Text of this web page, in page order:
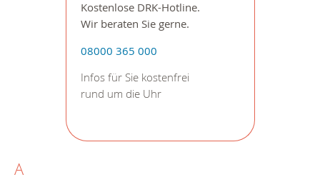
Kostenlose DRK-Hotline.
Wir beraten Sie gerne.
08000 365 000
Infos für Sie kostenfrei
rund um die Uhr
A